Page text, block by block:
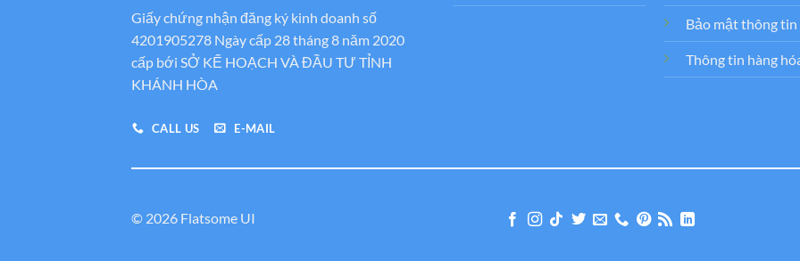
Giấy chứng nhận đăng ký kinh doanh số
4201905278 Ngày cấp 28 tháng 8 năm 2020
cấp bới SỞ KẾ HOẠCH VÀ ĐẦU TƯ TỈNH
KHÁNH HÒA
CALL US E-MAIL
Bảo mật thông tin
Thông tin hàng
© 2026 Flatsome UI